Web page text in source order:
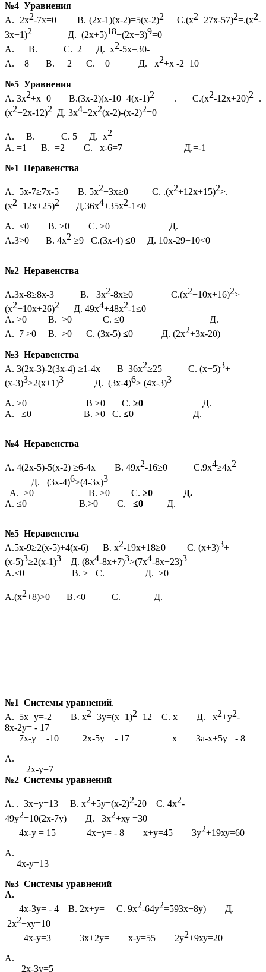
№4 Уравнения
А. 2х2-7х=0 В. (2х-1)(х-2)=5(х-2)2С.(х2+27х-57)2=.(х2-
3х+1)2 Д. (2х+5)18+(2х+3)9=0
А. В. С. 2 Д. х2-5х=30-
А. =8 В. =2 С. =0 Д. х2+х -2=10
№5 Уравнения
А. 3х2+х=0 В.(3х-2)(х-10=4(х-1)2 . С.(х2-12х+20)2=.
(х2+2х-12)2 Д. 3х4+2х2(х-2)-(х-2)2=0
А. В. С. 5 Д. х2=
А. =1 В. =2 С. х-6=7 Д.=-1
№1 Неравенства
А. 5х-7≥7х-5 В. 5х2+3х≥0 С. .(х2+12х+15)2>.
(х2+12х+25)2 Д.36х4+35х2-1≤0
А. <0 В. >0 С. ≥0 Д.
А.3>0 В. 4х2 ≥9 С.(3х-4) ≤0 Д. 10х-29+10<0
№2 Неравенства
А.3х-8≥8х-3 В. 3х2-8х≥0 С.(х2+10х+16)2>
(х2+10х+26)2 Д. 49х4+48х2-1≤0
А. >0 В. >0 С. ≤0 Д.
А. 7 >0 В. >0 С. (3х-5) ≤0 Д. (2х2+3х-20)
№3 Неравенства
А. 3(2х-3)-2(3х-4) ≥1-4х В 36х2≥25 С. (х+5)3+
(х-3)3≥2(х+1)3 Д. (3х-4)6> (4х-3)3
А. >0 В ≥0 С. ≥0 Д.
А. ≤0 В. >0 С. ≤0 Д.
№4 Неравенства
А. 4(2х-5)-5(х-2) ≥6-4х В. 49х2-16≥0 С.9х4≥4х2
Д. (3х-4)6>(4-3х)3
А. ≥0 В. ≥0 С. ≥0 Д.
А. ≤0 В.>0 С. ≤0 Д.
№5 Неравенства
А.5х-9≥2(х-5)+4(х-6) В. х2-19х+18≥0 С. (х+3)3+
(х-5)3≥2(х-1)3 Д. (8х4-8х+7)3>(7х4-8х+23)3
А.≤0 В. ≥ С. Д. >0
А.(х2+8)>0 В.<0 С. Д.
№1 Системы уравнений.
А. 5х+у=-2 В. х2+3у=(х+1)2+12 С. х Д. х2+у2-
8х-2у= - 17
7х-у = -10 2х-5у = - 17 х 3а-х+5у= - 8
А.
2х-у=7
№2 Системы уравнений
А. . 3х+у=13 В. х2+5у=(х-2)2-20 С. 4х2-
49у2=10(2х-7у) Д. 3х2+ху =30
4х-у = 15 4х+у= - 8 х+у=45 3у2+19ху=60
А.
4х-у=13
№3 Системы уравнений
А.
4х-3у= - 4 В. 2х+у= С. 9х2-64у2=593х+8у) Д.
2х2+ху=10
4х-у=3 3х+2у= х-у=55 2у2+9ху=20
А.
2х-3у=5